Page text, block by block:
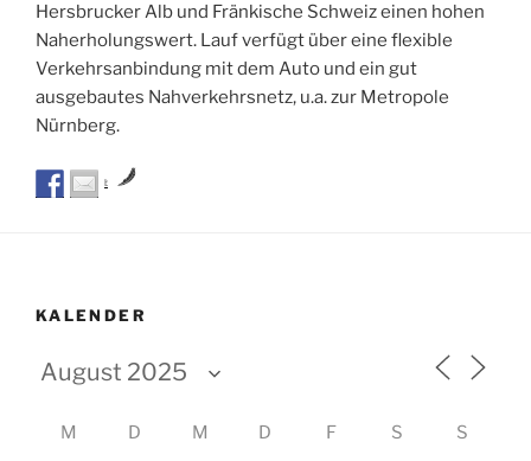
Hersbrucker Alb und Fränkische Schweiz einen hohen
Naherholungswert. Lauf verfügt über eine flexible
Verkehrsanbindung mit dem Auto und ein gut
ausgebautes Nahverkehrsnetz, u.a. zur Metropole
Nürnberg.
by
KALENDER
M D M D F S S